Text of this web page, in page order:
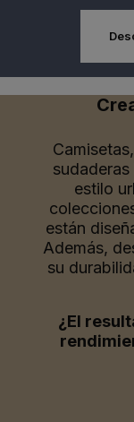
estilo
están
Además,
su
¿El